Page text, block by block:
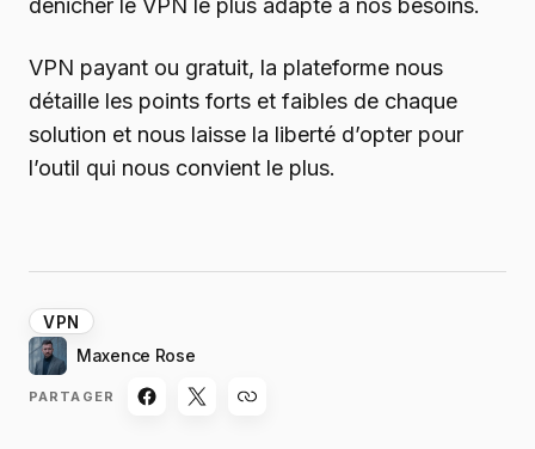
dénicher le VPN le plus adapté à nos besoins.
VPN payant ou gratuit, la plateforme nous
détaille les points forts et faibles de chaque
solution et nous laisse la liberté d’opter pour
l’outil qui nous convient le plus.
VPN
Maxence Rose
PARTAGER